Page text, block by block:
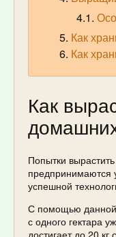
Как
Как
Как
Попытки
предпринимаются
успешной
С помощью данной
с одного гектара
достигает до 20